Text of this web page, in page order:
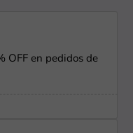
OFF en pedidos de